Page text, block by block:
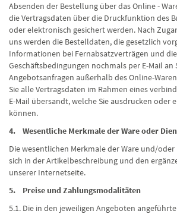
Absenden der Bestellung über das Online -
die Vertragsdaten über die Druckfunktion des
oder elektronisch gesichert werden. Nach
uns werden die Bestelldaten, die gesetzlich
Informationen bei Fernabsatzverträgen und
Geschäftsbedingungen nochmals per E-Mail an
Angebotsanfragen außerhalb des Online-
Sie alle Vertragsdaten im Rahmen eines
E-Mail übersandt, welche Sie ausdrucken oder
können.
4. Wesentliche Merkmale der Ware oder
Die wesentlichen Merkmale der Ware und/
sich in der Artikelbeschreibung und den
unserer Internetseite.
5. Preise und Zahlungsmodalitäten
5.1. Die in den jeweiligen Angeboten